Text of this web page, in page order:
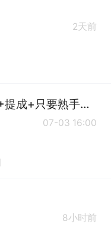
2天前
视频拍摄剪辑运营（底薪3K+提成+只要熟手）彭山
07-03 16:00
8小时前